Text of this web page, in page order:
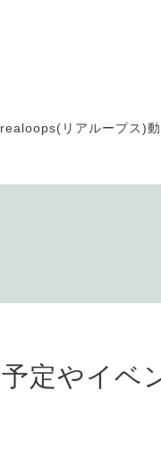
realoops(リアループス)
予定やイベ